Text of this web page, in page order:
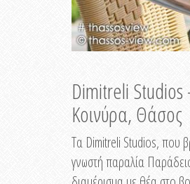
Dimitreli
Κοινύρα, Θάσος
Τα Dimitreli Studios, που
γνωστή παραλία